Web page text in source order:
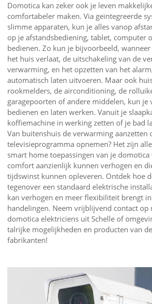
Domotica kan zeker ook je leven
comfortabeler maken. Via geïntegreerde
slimme apparaten, kun je alles vanop
op je afstandsbediening, tablet, computer
bedienen. Zo kun je bijvoorbeeld,
het huis verlaat, de uitschakeling van de
verwarming, en het opzetten van het
automatisch laten uitvoeren. Maar ook
rookmelders, de airconditioning, de
garagepoorten of andere middelen, kun je
bedienen en laten werken. Vanuit je
koffiemachine in werking zetten of je bad
Van buitenshuis de verwarming aanzetten
televisieprogramma opnemen? Het zijn
smart home toepassingen van je
comfort aanzienlijk kunnen verhogen en
tijdswinst kunnen opleveren. Ontdek hoe
tegenover een standaard elektrische
kan verhogen en meer flexibiliteit brengt
handelingen. Neem vrijblijvend contact op
domotica elektriciens uit Schelle of
talrijke mogelijkheden en producten van
fabrikanten!